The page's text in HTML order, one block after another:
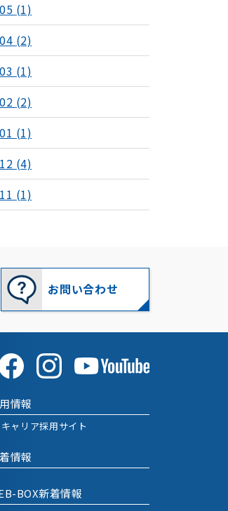
(1)
(2)
(1)
(2)
(1)
(4)
(1)
(1)
(1)
03(1)
(1)
11(1)
09(1)
お問い合わせ
情報
キャリア採用サイト
情報
BOX新着情報